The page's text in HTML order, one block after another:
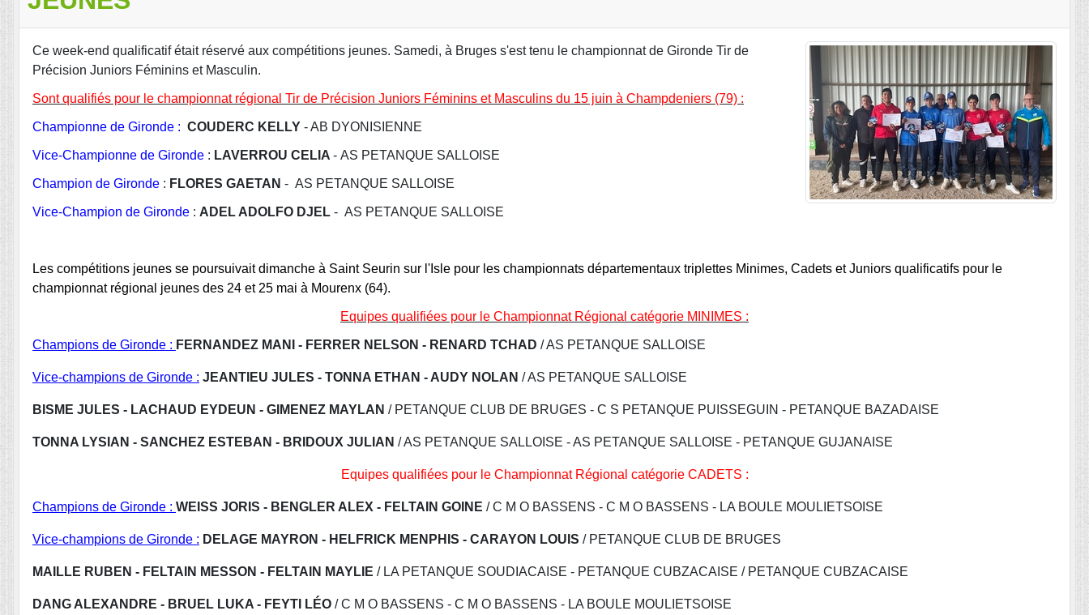
Ce week-end qualificatif était réservé aux compétitions jeunes. Samedi, à Bruges s'est tenu le championnat de Gironde Tir de
Précision Juniors Féminins et Masculin.
Sont qualifiés pour le championnat régional Tir de Précision Juniors Féminins et Masculins du 15 juin à Champdeniers (79) :
Championne de Gironde : COUDERC KELLY - AB DYONISIENNE
Vice-Championne de Gironde : LAVERROU CELIA - AS PETANQUE SALLOISE
Champion de Gironde : FLORES GAETAN - AS PETANQUE SALLOISE
Vice-Champion de Gironde : ADEL ADOLFO DJEL - AS PETANQUE SALLOISE
Les compétitions jeunes se poursuivait dimanche à Saint Seurin sur l'Isle pour les championnats départementaux triplettes Minimes, Cadets et Juniors qualificatifs pour le
championnat régional jeunes des 24 et 25 mai à Mourenx (64).
Equipes qualifiées pour le Championnat Régional catégorie MINIMES :
Champions de Gironde : FERNANDEZ MANI - FERRER NELSON - RENARD TCHAD / AS PETANQUE SALLOISE
Vice-champions de Gironde : JEANTIEU JULES - TONNA ETHAN - AUDY NOLAN / AS PETANQUE SALLOISE
BISME JULES - LACHAUD EYDEUN - GIMENEZ MAYLAN / PETANQUE CLUB DE BRUGES - C S PETANQUE PUISSEGUIN - PETANQUE BAZADAISE
TONNA LYSIAN - SANCHEZ ESTEBAN - BRIDOUX JULIAN / AS PETANQUE SALLOISE - AS PETANQUE SALLOISE - PETANQUE GUJANAISE
Equipes qualifiées pour le Championnat Régional catégorie CADETS :
Champions de Gironde : WEISS JORIS - BENGLER ALEX - FELTAIN GOINE / C M O BASSENS - C M O BASSENS - LA BOULE MOULIETSOISE
Vice-champions de Gironde : DELAGE MAYRON - HELFRICK MENPHIS - CARAYON LOUIS / PETANQUE CLUB DE BRUGES
MAILLE RUBEN - FELTAIN MESSON - FELTAIN MAYLIE / LA PETANQUE SOUDIACAISE - PETANQUE CUBZACAISE / PETANQUE CUBZACAISE
DANG ALEXANDRE - BRUEL LUKA - FEYTI LÉO / C M O BASSENS - C M O BASSENS - LA BOULE MOULIETSOISE